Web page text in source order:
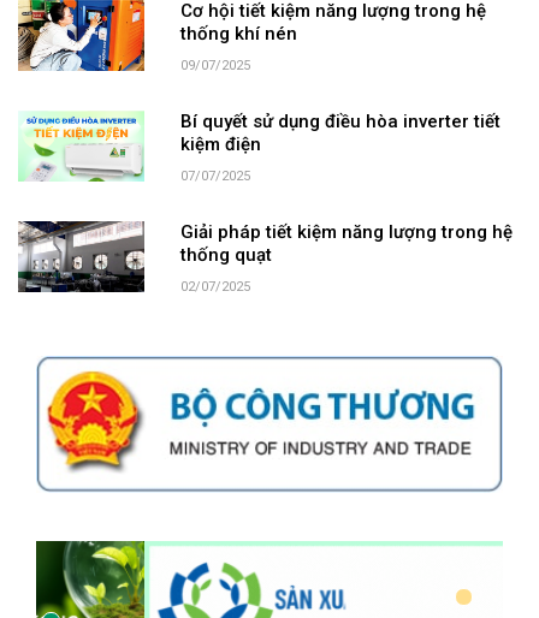
Cơ hội tiết kiệm năng lượng trong hệ
thống khí nén
09/07/2025
Bí quyết sử dụng điều hòa inverter tiết
kiệm điện
07/07/2025
Giải pháp tiết kiệm năng lượng trong hệ
thống quạt
02/07/2025